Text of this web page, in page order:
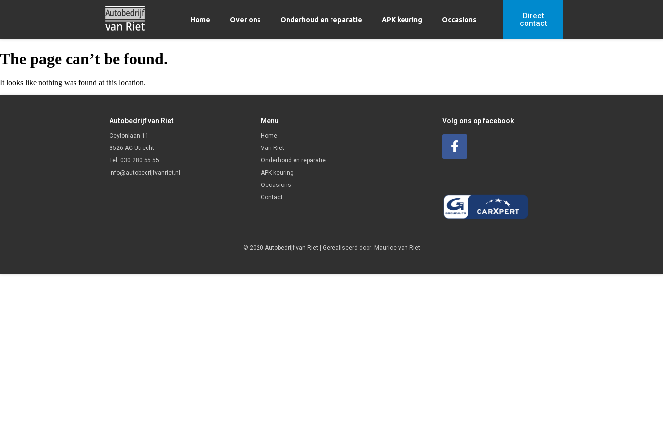
Home Over ons Onderhoud en reparatie APK keuring Occasions
Direct
contact
The page can’t be found.
It looks like nothing was found at this location.
Autobedrijf van Riet
Ceylonlaan 11
3526 AC Utrecht
Tel: 030 280 55 55
info@autobedrijfvanriet.nl
Menu
Home
Van Riet
Onderhoud en reparatie
APK keuring
Occasions
Contact
Volg ons op facebook
© 2020 Autobedrijf van Riet | Gerealiseerd door: Maurice van Riet